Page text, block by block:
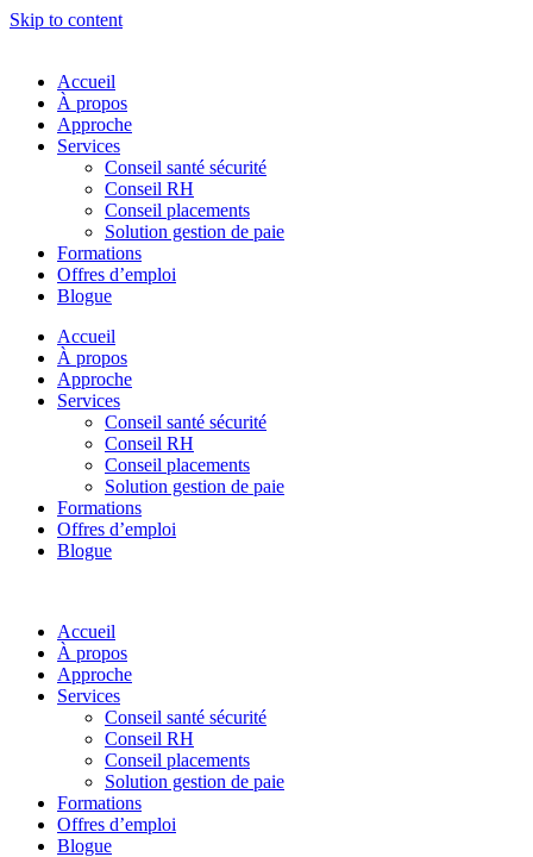
Skip to content
Accueil
À propos
Approche
Services
Conseil santé sécurité
Conseil RH
Conseil placements
Solution gestion de paie
Formations
Offres d’emploi
Blogue
Accueil
À propos
Approche
Services
Conseil santé sécurité
Conseil RH
Conseil placements
Solution gestion de paie
Formations
Offres d’emploi
Blogue
Accueil
À propos
Approche
Services
Conseil santé sécurité
Conseil RH
Conseil placements
Solution gestion de paie
Formations
Offres d’emploi
Blogue